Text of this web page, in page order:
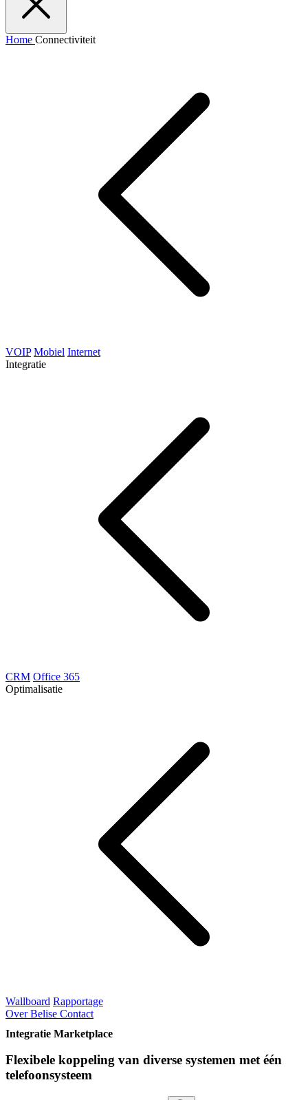
Home Connectiviteit
VOIP Mobiel Internet
Integratie
CRM Office 365
Optimalisatie
Wallboard Rapportage
Over Belise Contact
Integratie Marketplace
Flexibele koppeling van diverse systemen met één
telefoonsysteem